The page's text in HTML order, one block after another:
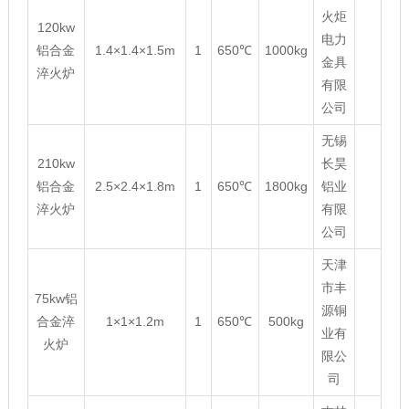
120kw
铝合金
淬火炉
1.4×1.4×1.5m 1 650℃ 1000kg
火炬
电力
金具
有限
公司
210kw
铝合金
淬火炉
2.5×2.4×1.8m 1 650℃ 1800kg
无锡
长昊
铝业
有限
公司
75kw铝
合金淬
火炉
1×1×1.2m 1 650℃ 500kg
天津
市丰
源铜
业有
限公
司